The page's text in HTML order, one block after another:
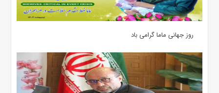
روز جهانی ماما گرامی باد